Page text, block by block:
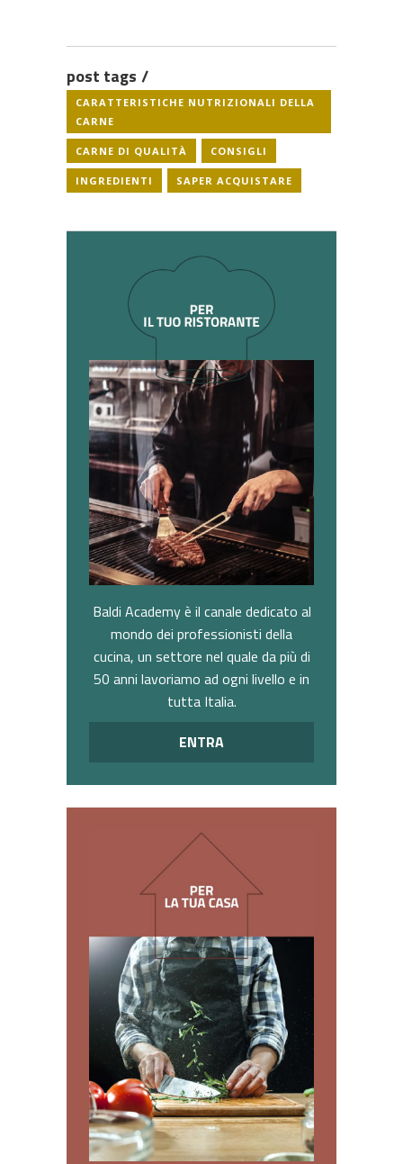
post tags
CARATTERISTICHE NUTRIZIONALI DELLA
CARNE
CARNE DI QUALITÀ CONSIGLI
INGREDIENTI SAPER ACQUISTARE
Baldi Academy è il canale dedicato al
mondo dei professionisti della
cucina, un settore nel quale da più di
50 anni lavoriamo ad ogni livello e in
tutta Italia.
ENTRA